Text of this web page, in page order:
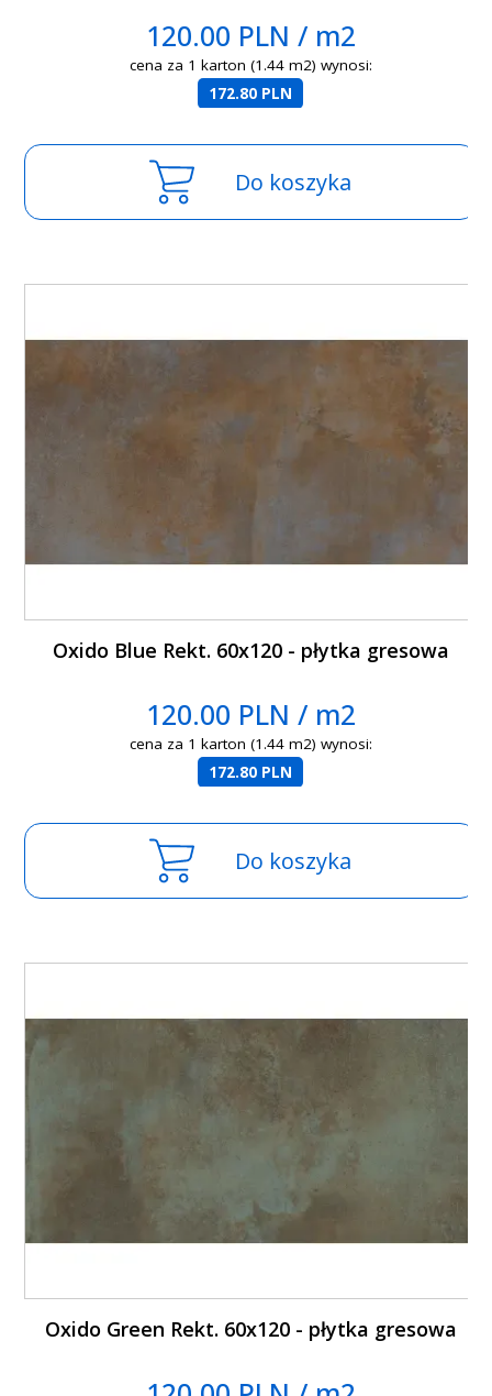
120.00 PLN / m2
cena za 1 karton (1.44 m2) wynosi:
172.80 PLN
Do koszyka
Oxido Blue Rekt. 60x120 - płytka gresowa
120.00 PLN / m2
cena za 1 karton (1.44 m2) wynosi:
172.80 PLN
Do koszyka
Oxido Green Rekt. 60x120 - płytka gresowa